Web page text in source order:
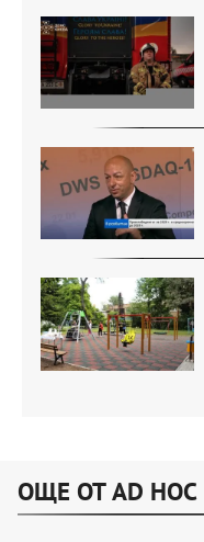
ОЩЕ ОТ AD HOC